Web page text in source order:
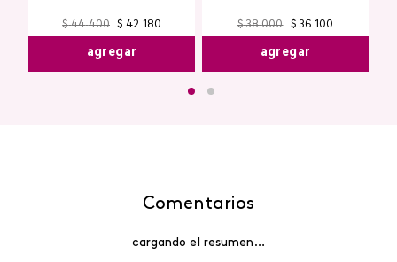
$ 44.400 $ 42.180
agregar
$ 38.000 $ 36.100
agregar
Comentarios
cargando el resumen…